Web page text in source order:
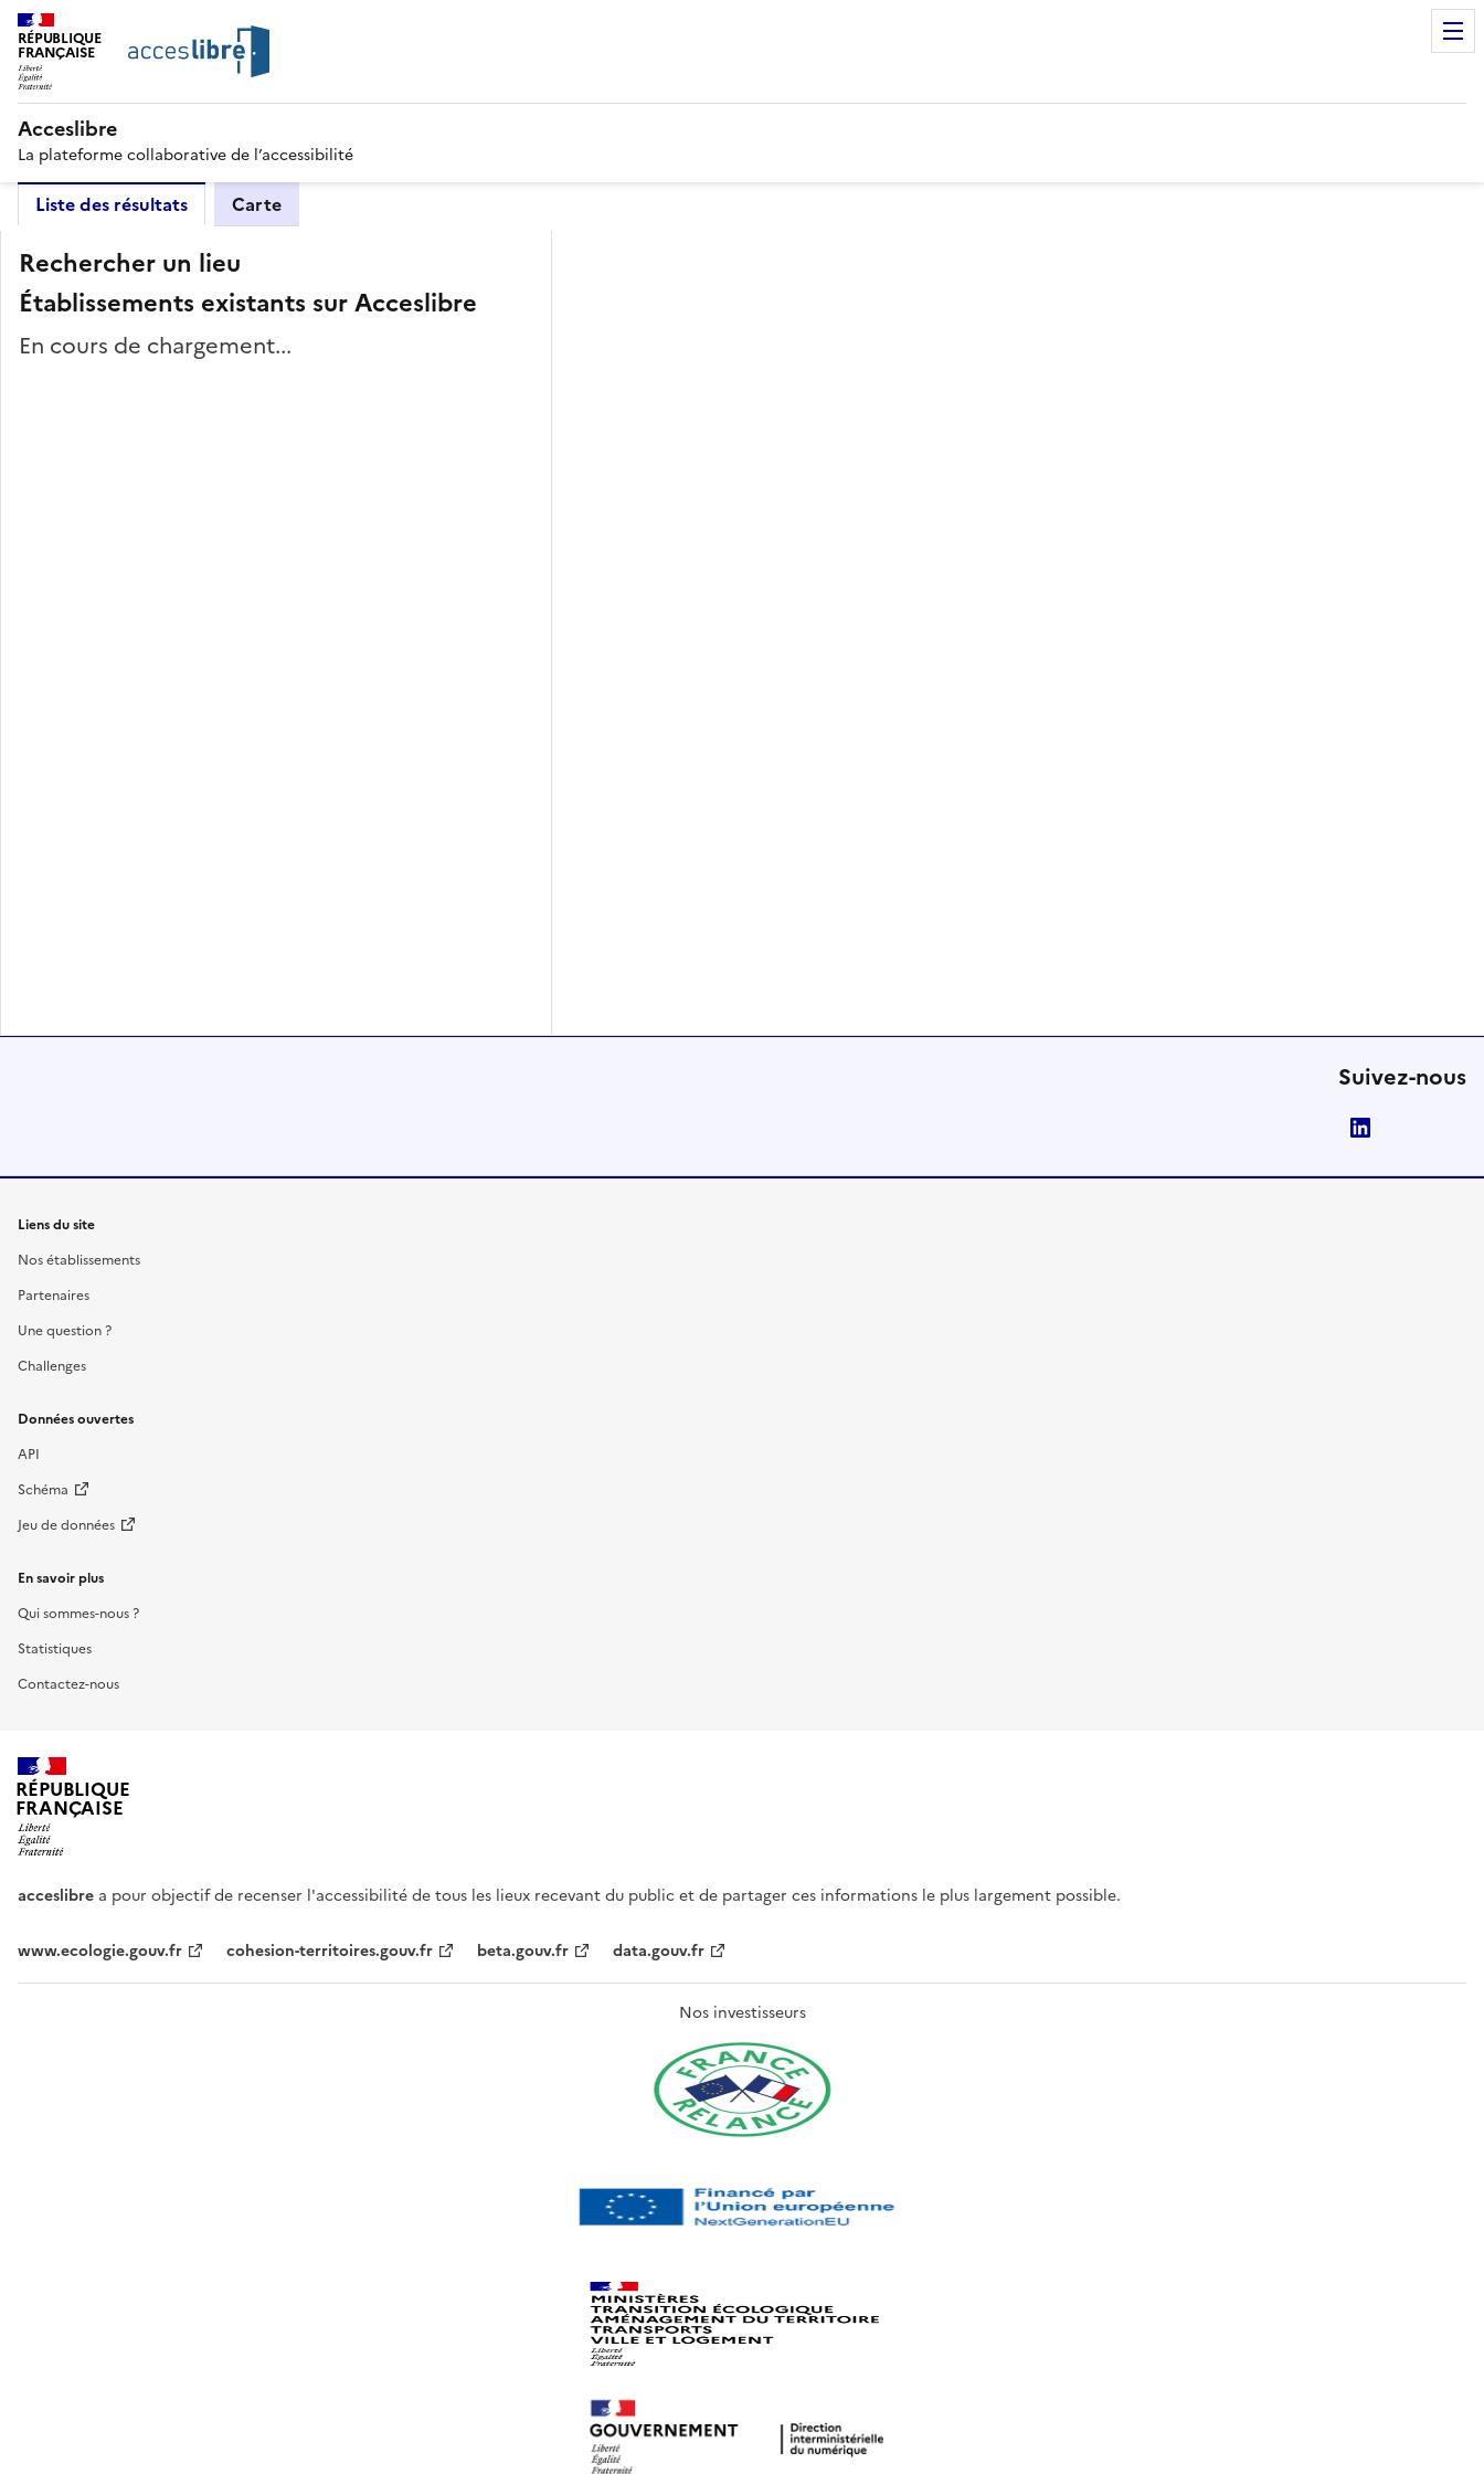
RÉPUBLIQUE
FRANÇAISE
Acceslibre
La plateforme collaborative de l’accessibilité
Liste des résultats Carte
Rechercher un lieu
Établissements existants sur Acceslibre
En cours de chargement...
Suivez-nous
Liens du site
Nos établissements
Partenaires
Une question ?
Challenges
Données ouvertes
API
Schéma
Jeu de données
En savoir plus
Qui sommes-nous ?
Statistiques
Contactez-nous
RÉPUBLIQUE
FRANÇAISE
acceslibre a pour objectif de recenser l'accessibilité de tous les lieux recevant du public et de partager ces informations le plus largement possible.
www.ecologie.gouv.fr cohesion-territoires.gouv.fr beta.gouv.fr data.gouv.fr
Nos investisseurs